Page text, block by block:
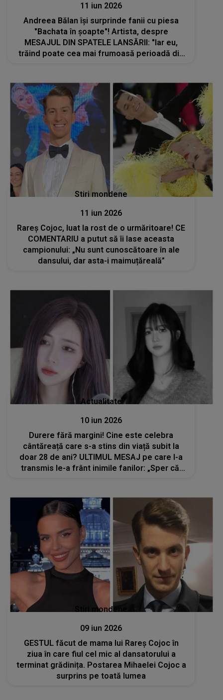
11 iun 2026
Andreea Bălan își surprinde fanii cu piesa
"Bachata în șoapte"! Artista, despre
MESAJUL DIN SPATELE LANSĂRII: "Iar eu,
trăind poate cea mai frumoasă perioadă din
le port
Stiri mondene
11 iun 2026
Rareș Cojoc, luat la rost de o urmăritoare! CE
COMENTARIU a putut să îi lase aceasta
campionului: „Nu sunt cunoscătoare în ale
dansului, dar asta-i maimuțăreală”
Actualitate
10 iun 2026
Durere fără margini! Cine este celebra
cântăreață care s-a stins din viață subit la
doar 28 de ani? ULTIMUL MESAJ pe care l-a
transmis le-a frânt inimile fanilor: „Sper că,
Stiri mondene
09 iun 2026
GESTUL făcut de mama lui Rareș Cojoc în
ziua în care fiul cel mic al dansatorului a
terminat grădinița. Postarea Mihaelei Cojoc a
surprins pe toată lumea